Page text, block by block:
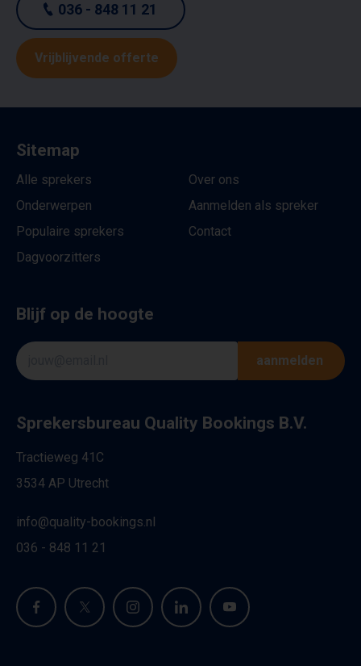
036 - 848 11 21
Vrijblijvende offerte
Sitemap
Alle sprekers
Onderwerpen
Populaire sprekers
Dagvoorzitters
Over ons
Aanmelden als spreker
Contact
Blijf op de hoogte
aanmelden
Sprekersbureau Quality Bookings B.V.
Tractieweg 41C
3534 AP Utrecht
info@quality-bookings.nl
036 - 848 11 21